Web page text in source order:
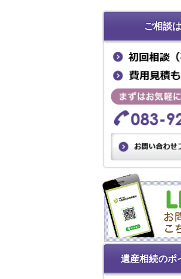
牛見 和博 弁護士
ご相談
遺産相続のポ